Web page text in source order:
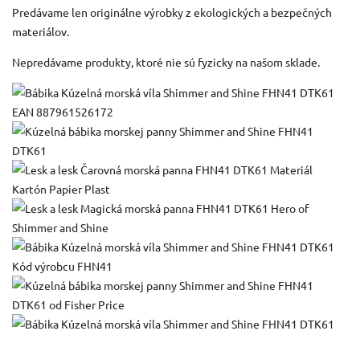
Predávame len originálne výrobky z ekologických a bezpečných
materiálov.
Nepredávame produkty, ktoré nie sú fyzicky na našom sklade.